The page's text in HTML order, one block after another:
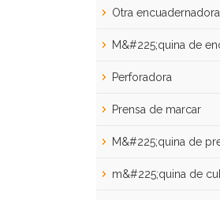
Otra encuadernadora
Perforadora
Prensa de marcar